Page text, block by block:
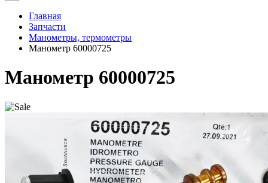
Главная
Запчасти
Манометры, термометры
Манометр 60000725
Манометр 60000725